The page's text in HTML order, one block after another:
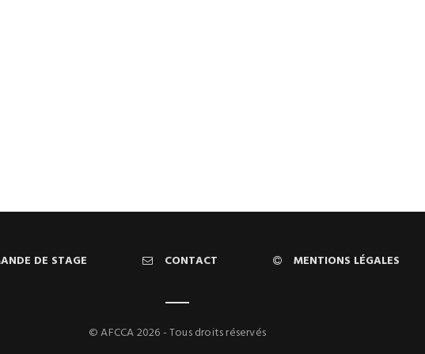
DE STAGE CONTACT MENTIONS LÉGALES
© AFCCA 2026 - Tous droits réservés